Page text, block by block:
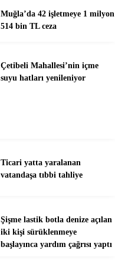
Muğla’da 42 işletmeye 1 milyon
514 bin TL ceza
Çetibeli Mahallesi’nin içme
suyu hatları yenileniyor
Ticari yatta yaralanan
vatandaşa tıbbi tahliye
Şişme lastik botla denize açılan
iki kişi sürüklenmeye
başlayınca yardım çağrısı yaptı